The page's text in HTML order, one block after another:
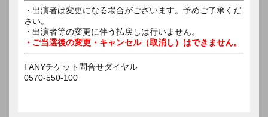
・出演者は変更になる場合がございます。予めご了承くだ
さい。
・出演者等の変更に伴う払戻しは行いません。
・ご当選後の変更・キャンセル（取消し）はできません。
FANYチケット問合せダイヤル
0570-550-100